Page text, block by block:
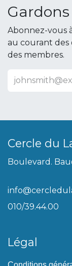
Abonnez-vous
au courant
des membres.
Cercle du
Boulevard.
010/39.44.00
Légal